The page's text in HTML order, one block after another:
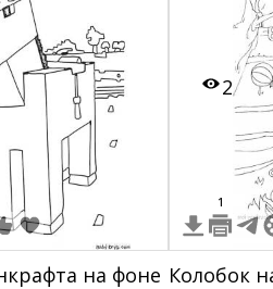
на фоне
2
1
Колобок